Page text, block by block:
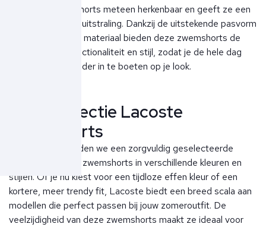
broek maakt de shorts meteen herkenbaar en geeft ze een
sportieve en luxe uitstraling. Dankzij de uitstekende pasvorm
en het ademende materiaal bieden deze zwemshorts de
ideale mix van functionaliteit en stijl, zodat je de hele dag
kunt genieten zonder in te boeten op je look.
Onze collectie Lacoste
zwemshorts
Bij Ben Borst bieden we een zorgvuldig geselecteerde
collectie Lacoste zwemshorts in verschillende kleuren en
stijlen. Of je nu kiest voor een tijdloze effen kleur of een
kortere, meer trendy fit, Lacoste biedt een breed scala aan
modellen die perfect passen bij jouw zomeroutfit. De
veelzijdigheid van deze zwemshorts maakt ze ideaal voor